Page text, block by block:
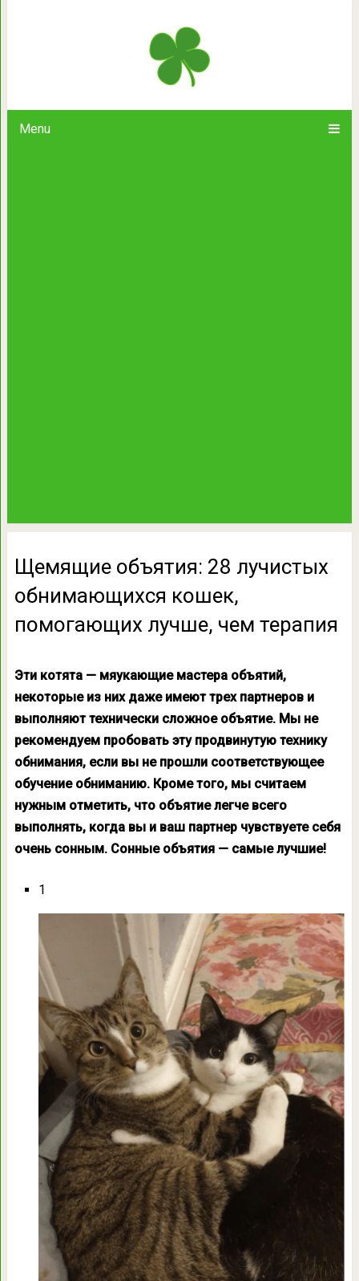
Menu
Щемящие объятия: 28
помогающих
Щемящие объятия: 28 лучистых
обнимающихся кошек,
помогающих лучше, чем терапия
Эти котята — мяукающие мастера объятий,
некоторые из них даже имеют трех партнеров и
выполняют технически сложное объятие. Мы не
рекомендуем пробовать эту продвинутую технику
обнимания, если вы не прошли соответствующее
обучение обниманию. Кроме того, мы считаем
нужным отметить, что объятие легче всего
выполнять, когда вы и ваш партнер чувствуете себя
очень сонным. Сонные объятия — самые лучшие!
1